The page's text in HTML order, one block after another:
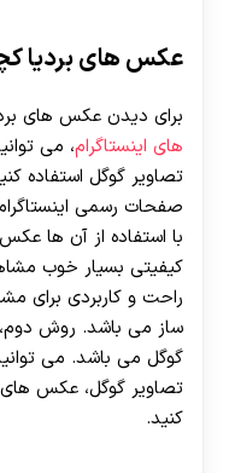
عکس های بردیا
برای دیدن عکس های
های اینستاگرام، می
تصاویر گوگل استفاده
صفحات رسمی
با استفاده از آن ها
کیفیتی بسیار خوب
راحت و کاربردی برای
ساز می باشد. روش
گوگل می باشد. می
تصاویر گوگل، عکس های
کنید.